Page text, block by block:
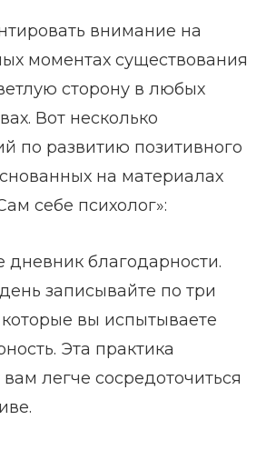
внимание на
моментах существования
сторону в любых
Вот несколько
по развитию позитивного
на материалах
себе психолог»:
дневник благодарности.
записывайте по три
вы испытываете
Эта практика
легче сосредоточиться